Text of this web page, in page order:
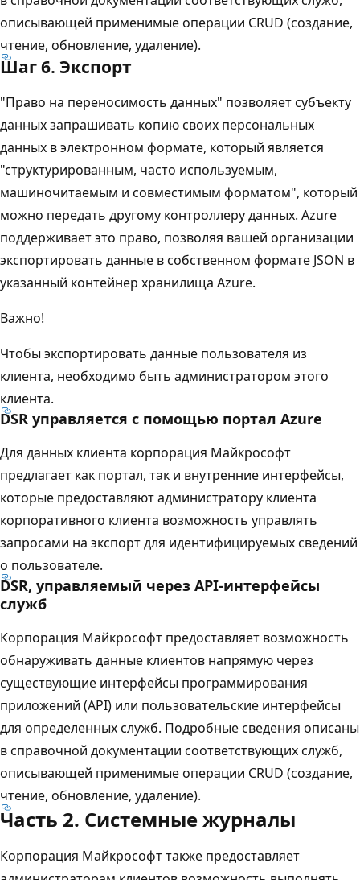
описывающей применимые операции CRUD (создание,
чтение, обновление, удаление).
Шаг 6. Экспорт
"Право на переносимость данных" позволяет субъекту
данных запрашивать копию своих персональных
данных в электронном формате, который является
"структурированным, часто используемым,
машиночитаемым и совместимым форматом", который
можно передать другому контроллеру данных. Azure
поддерживает это право, позволяя вашей организации
экспортировать данные в собственном формате JSON в
указанный контейнер хранилища Azure.
Важно!
Чтобы экспортировать данные пользователя из
клиента, необходимо быть администратором этого
клиента.
DSR управляется с помощью портал Azure
Для данных клиента корпорация Майкрософт
предлагает как портал, так и внутренние интерфейсы,
которые предоставляют администратору клиента
корпоративного клиента возможность управлять
запросами на экспорт для идентифицируемых сведений
о пользователе.
DSR, управляемый через API-интерфейсы
служб
Корпорация Майкрософт предоставляет возможность
обнаруживать данные клиентов напрямую через
существующие интерфейсы программирования
приложений (API) или пользовательские интерфейсы
для определенных служб. Подробные сведения описаны
в справочной документации соответствующих служб,
описывающей применимые операции CRUD (создание,
чтение, обновление, удаление).
Часть 2. Системные журналы
Корпорация Майкрософт также предоставляет